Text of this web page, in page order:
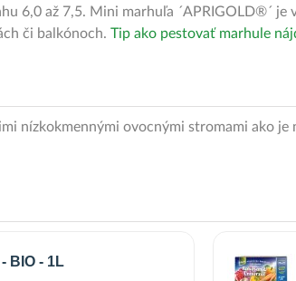
6,0 až 7,5. Mini marhuľa ´APRIGOLD®´
či balkónoch. Tip ako pestovať marhule
nízkokmennými ovocnými stromami ako je
BIO - 1L